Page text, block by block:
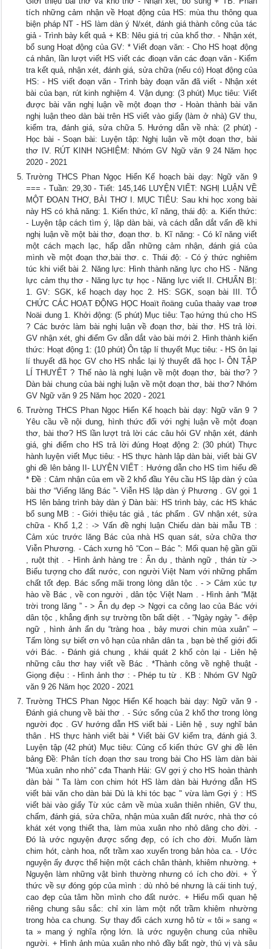
tích những cảm nhận về Hoạt động của HS: mùa thu thông qua
biện pháp NT - HS làm dàn ý N/xét, đánh giá thành công của tác
giả - Trình bày kết quả + KB: Nêu giá trị của khổ thơ. - Nhận xét,
bổ sung Hoạt động của GV: * Viết đoạn văn: - Cho HS hoạt động
cá nhân, lần lượt viết HS viết các đioạn văn các đoạn văn - Kiểm
tra kết quả, nhận xét, đánh giá, sửa chữa (nếu có) Hoạt động của
HS: - HS viết đoạn văn - Trình bày đoạn văn đã viết - Nhận xét
bài của bạn, rút kinh nghiệm 4. Vận dụng: (3 phút) Mục tiêu: Viết
được bài văn nghị luận về một đoạn thơ - Hoàn thành bài văn
nghị luận theo dàn bài trên HS viết vào giấy (làm ở nhà) GV thu,
kiểm tra, đánh giá, sửa chữa 5. Hướng dẫn về nhà: (2 phút) -
Học bài - Soạn bài: Luyện tập: Nghị luận về một đoạn thơ, bài
thơ IV. RÚT KINH NGHIỆM: Nhóm GV Ngữ văn 9 24 Năm học
2020 - 2021
Trường THCS Phan Ngọc Hiển Kế hoạch bài dạy: Ngữ văn 9
=== - Tuần: 29,30 - Tiết: 145,146 LUYỆN VIẾT: NGHỊ LUẬN VỀ
MỘT ĐOẠN THƠ, BÀI THƠ I. MỤC TIÊU: Sau khi học xong bài
này HS có khả năng: 1. Kiến thức, kĩ năng, thái độ: a. Kiến thức:
- Luyện tập cách tìm ý, lập dàn bài, và cách dẫn dắt vấn đề khi
nghị luận về một bài thơ, đoạn thơ. b. Kĩ năng: - Có kĩ năng viết
một cách mạch lạc, hấp dẫn những cảm nhận, đánh giá của
mình về một đoạn thơ,bài thơ. c. Thái độ: - Có ý thức nghiêm
túc khi viết bài 2. Năng lực: Hình thành năng lực cho HS - Năng
lực cảm thụ thơ - Năng lực tự học - Năng lực viết II. CHUẨN BỊ:
1. GV: SGK, kế hoạch dạy học 2. HS: SGK, soạn bài III. TỔ
CHỨC CÁC HOẠT ĐỘNG HỌC Hoaït ñoäng cuûa thaày vaø troø
Noäi dung 1. Khởi động: (5 phút) Mục tiêu: Tạo hứng thú cho HS
? Các bước làm bài nghị luận về đoạn thơ, bài thơ. HS trả lời.
GV nhận xét, ghi điểm Gv dẫn dắt vào bài mới 2. Hình thành kiến
thức: Hoạt động 1: (10 phút) Ôn tập lí thuyết Mục tiêu: - HS ôn lại
lí thuyết đã học GV cho HS nhắc lại lý thuyết đã học I- ÔN TẬP
LÍ THUYẾT ? Thế nào là nghị luận về một đoạn thơ, bài thơ? ?
Dàn bài chung của bài nghị luận về một đoạn thơ, bài thơ? Nhóm
GV Ngữ văn 9 25 Năm học 2020 - 2021
Trường THCS Phan Ngọc Hiển Kế hoạch bài dạy: Ngữ văn 9 ?
Yêu cầu về nội dung, hình thức đối với nghị luận về một đoạn
thơ, bài thơ? HS lần lượt trả lời các câu hỏi GV nhận xét, đánh
giá, ghi điểm cho HS trả lời đúng Hoạt động 2: (30 phút) Thực
hành luyện viết Mục tiêu: - HS thực hành lập dàn bài, viết bài GV
ghi đề lên bảng II- LUYỆN VIẾT : Hướng dẫn cho HS tìm hiểu đề
* Đề : Cảm nhận của em về 2 khổ đầu Yêu cầu HS lập dàn ý của
bài thơ “Viếng lăng Bác ”- Viễn HS lập dàn ý Phương . GV gọi 1
HS lên bảng trình bày dàn ý Dàn bài: HS trình bày, các HS khác
bổ sung MB : - Giới thiệu tác giả , tác phẩm . GV nhận xét, sửa
chữa - Khổ 1,2 : -> Vấn đề nghị luận Chiếu dàn bài mẫu TB :
Cảm xúc trước lăng Bác của nhà HS quan sát, sửa chữa thơ
Viễn Phương. - Cách xưng hô “Con – Bác ”: Mối quan hệ gần gũi
, ruột thịt . - Hình ảnh hàng tre : Ẩn dụ , thành ngữ , thán từ ->
Biểu tượng cho đất nước, con người Việt Nam với những phẩm
chất tốt đẹp. Bác sống mãi trong lòng dân tộc . - > Cảm xúc tự
hào về Bác , về con người , dân tộc Việt Nam . - Hình ảnh “Mặt
trời trong lăng ” - > Ẩn dụ đẹp -> Ngợi ca công lao của Bác với
dân tộc , khẳng định sự trường tồn bất diệt . - “Ngày ngày ”- điệp
ngữ , hình ảnh ẩn dụ “tràng hoa , bảy mươi chin mùa xuân” –
Tấm lòng sự biết ơn vô hạn của nhân dân ta , bạn bè thế giới đối
với Bác. - Đánh giá chung , khái quát 2 khổ còn lại - Liên hệ
những câu thơ hay viết về Bác . *Thành công về nghệ thuật -
Giọng điệu : - Hình ảnh thơ : - Phép tu từ . KB : Nhóm GV Ngữ
văn 9 26 Năm học 2020 - 2021
Trường THCS Phan Ngọc Hiển Kế hoạch bài dạy: Ngữ văn 9 -
Đánh giá chung về bài thơ . - Sức sống của 2 khổ thơ trong lòng
người đọc . GV hướng dẫn HS viết bài - Liên hệ , suy nghĩ bản
thân . HS thực hành viết bài * Viết bài GV kiểm tra, đánh giá 3.
Luyện tập (42 phút) Mục tiêu: Củng cố kiến thức GV ghi đề lên
bảng Đề: Phân tích đoạn thơ sau trong bài Cho HS làm dàn bài
“Mùa xuân nho nhỏ” cđa Thanh Hải: GV gợi ý cho HS hoàn thành
dàn bài " Ta làm con chim hót HS làm dàn bài Hướng dẫn HS
viết bài văn cho dàn bài Dù là khi tóc bạc " vừa làm Gợi ý : HS
viết bài vào giấy Từ xúc cảm về mùa xuân thiên nhiên, GV thu,
chấm, đánh giá, sửa chữa, nhận mùa xuân đất nước, nhà thơ có
khát xét vọng thiết tha, làm mùa xuân nho nhỏ dâng cho đời. -
Đó là ước nguyện được sống đẹp, có ích cho đời. Muốn làm
chim hót, cành hoa, nốt trầm xao xuyến trong bản hòa ca. - Ước
nguyện ấy được thể hiện một cách chân thành, khiêm nhường. +
Nguyện làm những vật bình thường nhưng có ích cho đời. + Ý
thức về sự đóng góp của mình : dù nhỏ bé nhưng là cái tinh tuý,
cao đẹp của tâm hồn mình cho đất nước. + Hiểu mối quan hệ
riêng chung sâu sắc: chỉ xin làm một nốt trầm khiêm nhường
trong hòa ca chung. Sự thay đổi cách xưng hô từ « tôi » sang «
ta » mang ý nghĩa rộng lớn. là ước nguyện chung của nhiều
người. + Hình ảnh mùa xuân nho nhỏ đầy bất ngờ, thú vị và sâu